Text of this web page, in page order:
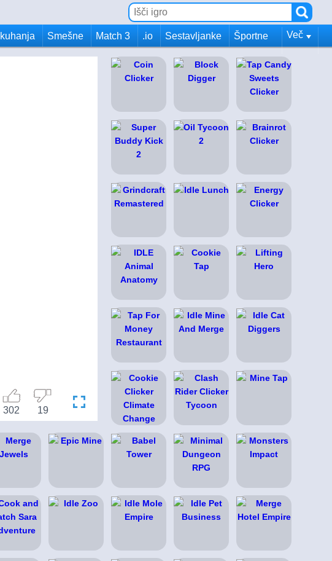
kuhanja Smešne Match 3 .io Sestavljanke Športne Več
19
302